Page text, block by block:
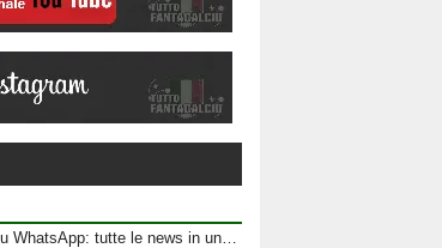
Tuttofantacalcio è su WhatsApp: tutte le news in un click